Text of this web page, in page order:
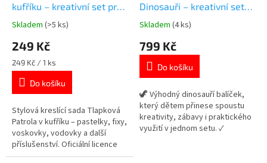
kufříku – kreativní set pro
děti
Průměrné
produktu
je
4,9
5
hvězdiček.
Skladem (>5 ks)
249 Kč
Měrná
cena:
249 Kč / 1 ks
Do košíku
Stylová kreslící sada Tlapková
Patrola v kufříku – pastelky, fixy,
voskovky, vodovky a další
příslušenství. Oficiální licence
Paw Patrol. 🖌️🐾 Více produktů s
Dinosauři – kreativní set
pro děti
Průměrné
produktu
5,0
5
hvězdiček.
Skladem (4 ks)
799 Kč
Do košíku
🦖 Výhodný dinosauří balíček,
který dětem přinese spoustu
kreativity, zábavy i praktického
využití v jednom setu. ✓